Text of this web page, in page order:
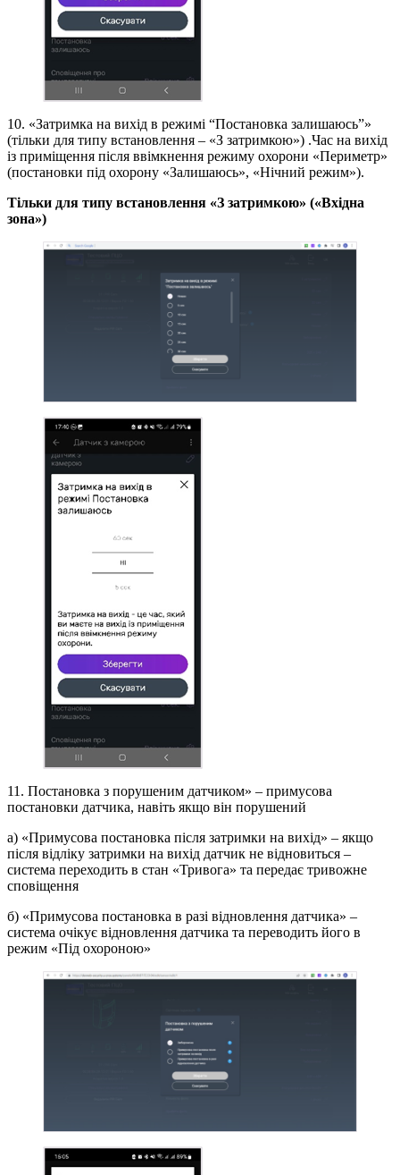
10. «Затримка на вихід в режимі “Постановка залишаюсь”»
(тільки для типу встановлення – «З затримкою») .Час на вихід
із приміщення після ввімкнення режиму охорони «Периметр»
(постановки під охорону «Залишаюсь», «Нічний режим»).
Тільки для типу встановлення «З затримкою» («Вхідна
зона»)
11. Постановка з порушеним датчиком» – примусова
постановки датчика, навіть якщо він порушений
а) «Примусова постановка після затримки на вихід» – якщо
після відліку затримки на вихід датчик не відновиться –
система переходить в стан «Тривога» та передає тривожне
сповіщення
б) «Примусова постановка в разі відновлення датчика» –
система очікує відновлення датчика та переводить його в
режим «Під охороною»